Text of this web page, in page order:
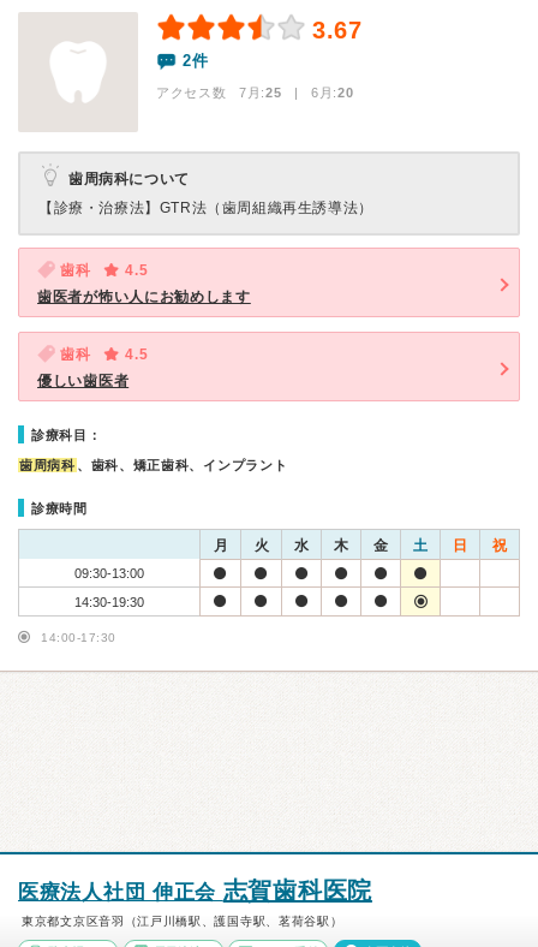
3.67
2件
アクセス数 7月:25 | 6月:20
歯周病科について
【診療・治療法】 GTR法（歯周組織再生誘導法）
歯科
4.5
歯医者が怖い人にお勧めします
歯科
4.5
優しい歯医者
診療科目：
歯周病科 、歯科、矯正歯科、インプラント
診療時間
月 火 水 木 金 土 日 祝
09:30-13:00
14:30-19:30
14:00-17:30
医療法人社団 伸正会 志賀歯科医院
東京都文京区音羽（江戸川橋駅、護国寺駅、茗荷谷駅）